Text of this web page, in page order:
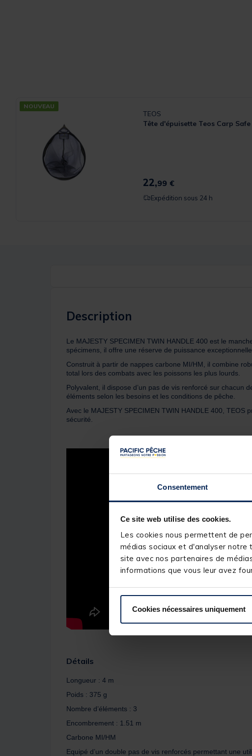
Consentement
Ce site web utilise des cookies.
Les cookies nous permettent de
médias sociaux et d'analyser
site avec nos partenaires de
informations que vous leur avez
Cookies nécessaires uniquement
NOUVEAU
TEOS
Tête d'épuisette Teos Carp Safe
22,99 €
Expédition sous 24 h
Description
Le MAJESTY SPECIMEN TWIN HANDLE 400 est le
spécimens, il offre une réserve de puissance
Construit à partir de nappes carbone MI/HM, il combine
total lors des combats avec les poissons les plus lourds.
Polyvalent, il dispose d’un pas de vis renforcé sur chacun
éléments selon les besoins et les conditions de pêche.
Avec le MAJESTY SPECIMEN TWIN HANDLE 400,
sécurité.
Détails
Longueur : 4 m
Poids : 375 g
Nombre d’éléments : 3
Encombrement : 1.51 m
Carbone MI/HM
Equipé d’un double pas de vis renforcés permettant une